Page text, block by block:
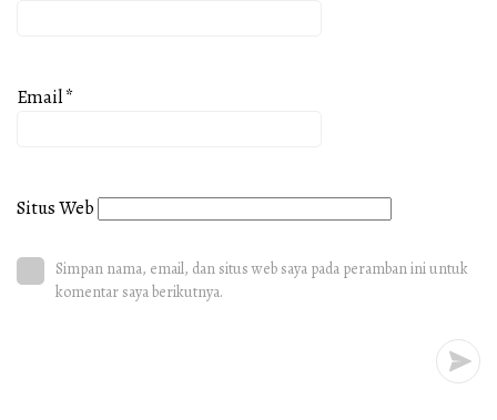
Email*
Situs Web
Simpan nama, email, dan situs web saya pada peramban ini untuk
komentar saya berikutnya.